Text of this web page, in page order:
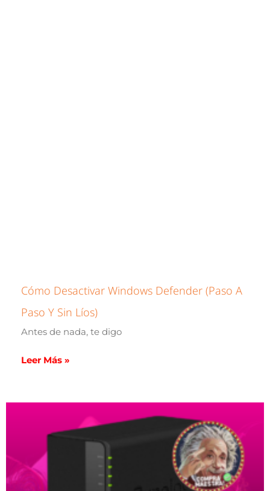
Cómo Desactivar Windows Defender (paso A
Paso Y Sin Líos)
Antes de nada, te digo
Leer Más »